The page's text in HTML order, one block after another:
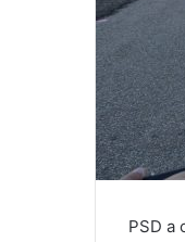
PSD a